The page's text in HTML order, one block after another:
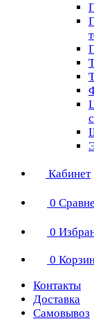
Кабинет
0
0
0
Контакты
Доставка
Самовывоз